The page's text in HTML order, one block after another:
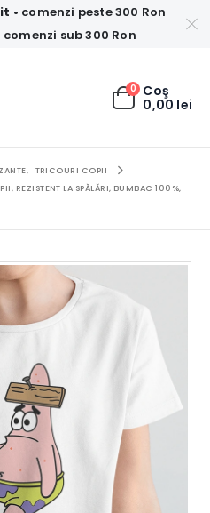
• comenzi peste 300 Ron
comenzi sub 300 Ron
0 Coş
0,00 lei
,
TRICOURI COPII
REZISTENT LA SPĂLĂRI, BUMBAC 100%,